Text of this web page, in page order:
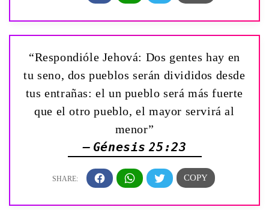
“Respondióle Jehová: Dos gentes hay en
tu seno, dos pueblos serán divididos desde
tus entrañas: el un pueblo será más fuerte
que el otro pueblo, el mayor servirá al
menor”
— Génesis 25:23